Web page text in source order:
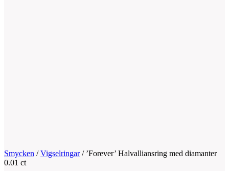
Smycken /Vigselringar/ ’Forever’ Halvalliansring med diamanter
0.01 ct